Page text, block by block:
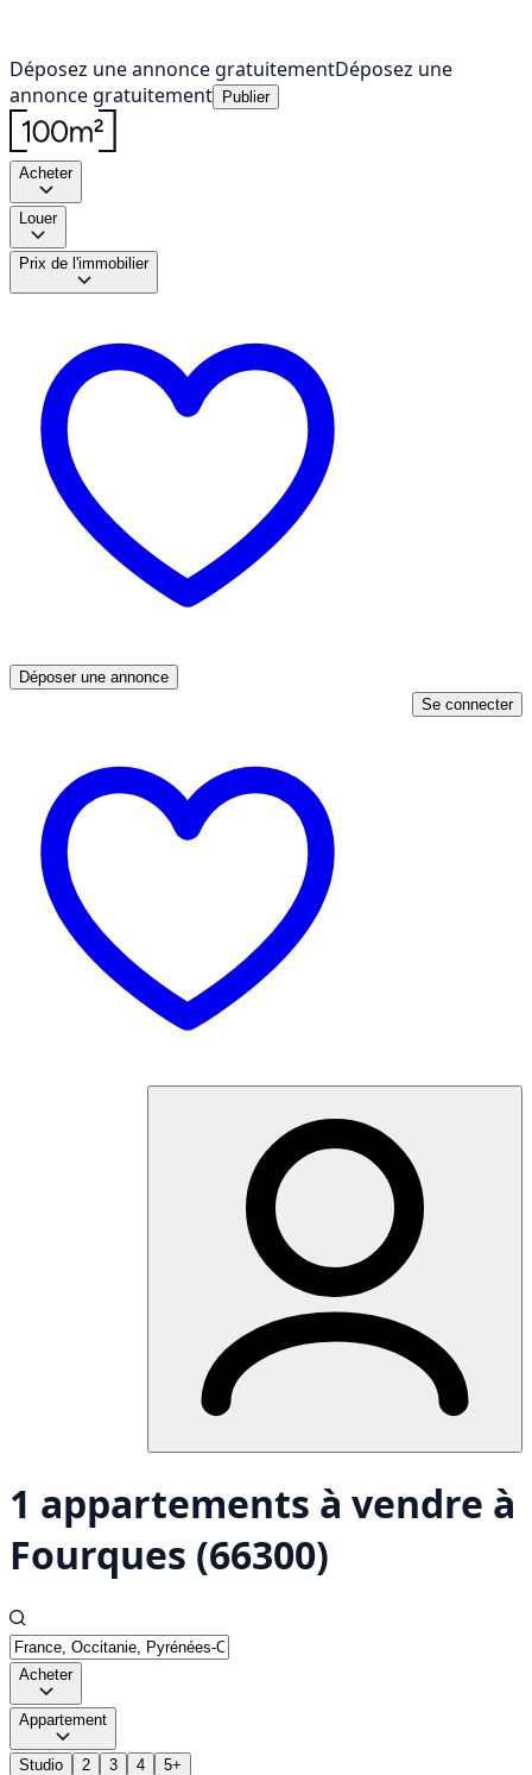
Déposez une annonce gratuitementDéposez une
annonce gratuitement
Publier
Acheter
Louer
Prix de l'immobilier
Déposer une annonce
Se connecter
1 appartements à vendre à
Fourques (66300)
Acheter
Appartement
Studio 2 3 4
5+